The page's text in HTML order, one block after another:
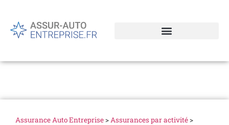
Assurance Auto Entreprise>Assurances par activité>